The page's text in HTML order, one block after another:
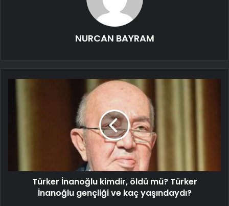
NURCAN BAYRAM
Türker İnanoğlu kimdir, öldü mü? Türker
İnanoğlu gençliği ve kaç yaşındaydı?